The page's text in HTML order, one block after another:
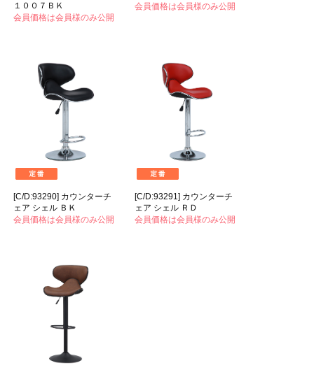
１００７ＢＫ
会員価格は会員様のみ公開
会員価格は会員様のみ公開
[C/D:93290] カウンターチ
ェア シェル ＢＫ
会員価格は会員様のみ公開
[C/D:93291] カウンターチ
ェア シェル ＲＤ
会員価格は会員様のみ公開